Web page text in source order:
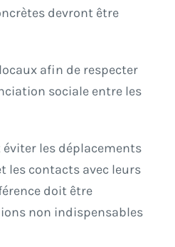
devront être
afin de respecter
sociale entre les
éviter les déplacements
les contacts avec leurs
doit être
non indispensables